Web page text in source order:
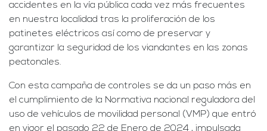
accidentes en la vía pública cada vez más frecuentes
en nuestra localidad tras la proliferación de los
patinetes eléctricos así como de preservar y
garantizar la seguridad de los viandantes en las zonas
peatonales.
Con esta campaña de controles se da un paso más en
el cumplimiento de la Normativa nacional reguladora del
uso de vehículos de movilidad personal (VMP) que entró
en vigor el pasado 22 de Enero de 2024 , impulsada